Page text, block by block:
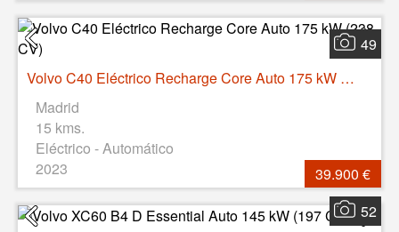
49
Volvo C40 Eléctrico Recharge Core Auto 175 kW (238 CV)
Madrid
15 kms.
Eléctrico - Automático
2023
39.900 €
52